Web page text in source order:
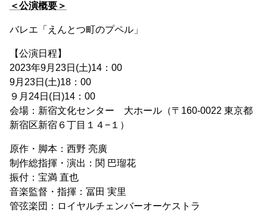
＜公演概要＞
バレエ「えんとつ町のプペル」
【公演日程】
2023年9月23日(土)14：00
9月23日(土)18：00
９月24日(日)14：00
会場：新宿文化センター 大ホール（〒160-0022 東京都
新宿区新宿６丁目１４−１）
原作・脚本：西野 亮廣
制作総指揮・演出：関 巴瑠花
振付：宝満 直也
音楽監督・指揮：冨田 実里
管弦楽団：ロイヤルチェンバーオーケストラ